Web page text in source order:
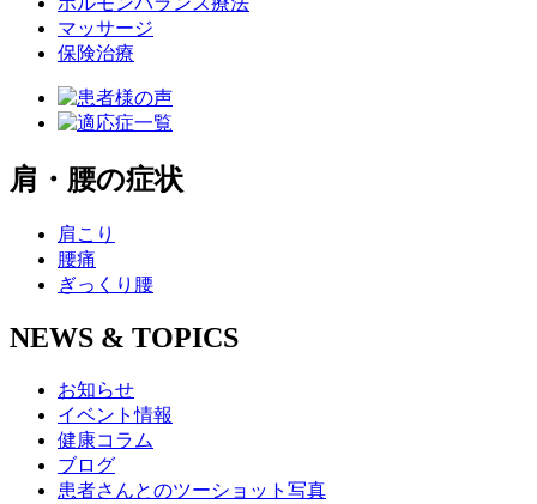
マッサージ
保険治療
肩・腰の症状
肩こり
腰痛
ぎっくり腰
NEWS & TOPICS
お知らせ
イベント情報
健康コラム
ブログ
患者さんとのツーショット写真